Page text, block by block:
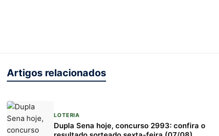
Artigos relacionados
LOTERIA
Dupla Sena hoje, concurso 2993: confira o